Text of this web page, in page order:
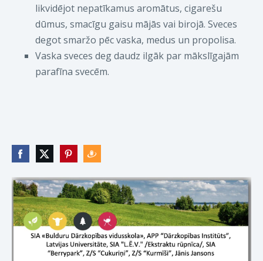
likvidējot nepatīkamus aromātus, cigarešu
dūmus, smacīgu gaisu mājās vai birojā. Sveces
degot smaržo pēc vaska, medus un propolisa.
Vaska sveces deg daudz ilgāk par mākslīgajām
parafīna svecēm.